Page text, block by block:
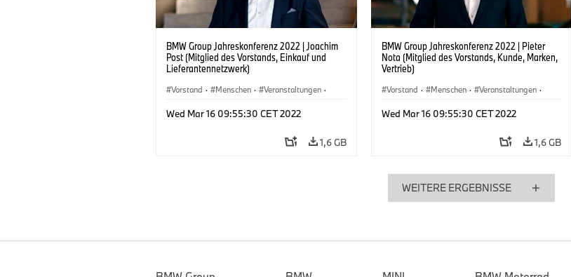
BMW Group Jahreskonferenz 2022 | Joachim
Post (Mitglied des Vorstands, Einkauf und
Lieferantennetzwerk)
Vorstand · Menschen · Veranstaltungen ·
Wed Mar 16 09:55:30 CET 2022
1,6 GB
BMW Group Jahreskonferenz 2022 | Pieter
Nota (Mitglied des Vorstands, Kunde, Marken,
Vertrieb)
Vorstand · Menschen · Veranstaltungen ·
Wed Mar 16 09:55:30 CET 2022
1,6 GB
WEITERE ERGEBNISSE